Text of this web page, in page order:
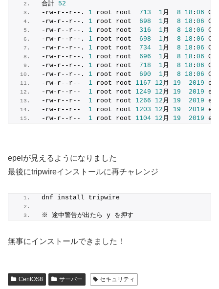
合計 52
-rw-r--r--. 1 root root 713 1月 8 18 : 06
-rw-r--r--. 1 root root 698 1月 8 18 : 06
-rw-r--r--. 1 root root 316 1月 8 18 : 06
-rw-r--r--. 1 root root 698 1月 8 18 : 06
-rw-r--r--. 1 root root 734 1月 8 18 : 06
-rw-r--r--. 1 root root 696 1月 8 18 : 06
-rw-r--r--. 1 root root 718 1月 8 18 : 06
-rw-r--r--. 1 root root 690 1月 8 18 : 06
-rw-r--r-- 1 root root 1167 12月 19 2019
-rw-r--r-- 1 root root 1249 12月 19 2019
-rw-r--r-- 1 root root 1266 12月 19 2019
-rw-r--r-- 1 root root 1203 12月 19 2019
-rw-r--r-- 1 root root 1104 12月 19 2019
epelが見えるようになりました
最後にtripwireインストールに再チャレンジ
dnf install tripwire
※ 途中警告が出たら y を押す
無事にインストールできました！
CentOS8 サーバー セキュリティ